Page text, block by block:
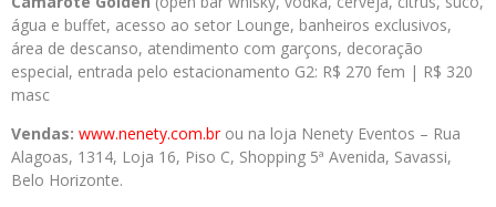
água e buffet, acesso ao setor Lounge, banheiros exclusivos,
área de descanso, atendimento com garçons, decoração
especial, entrada pelo estacionamento G2: R$ 270 fem | R$ 320
masc
Vendas: www.nenety.com.brou na loja Nenety Eventos – Rua
Alagoas, 1314, Loja 16, Piso C, Shopping 5ª Avenida, Savassi,
Belo Horizonte.